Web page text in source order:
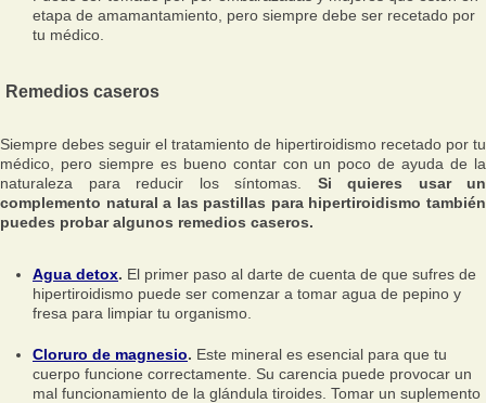
etapa de amamantamiento, pero siempre debe ser recetado por
tu médico.
Remedios caseros
Siempre debes seguir el tratamiento de hipertiroidismo recetado por tu
médico, pero siempre es bueno contar con un poco de ayuda de la
naturaleza para reducir los síntomas. Si quieres usar un
complemento natural a las pastillas para hipertiroidismo también
puedes probar algunos remedios caseros.
Agua detox. El primer paso al darte de cuenta de que sufres de
hipertiroidismo puede ser comenzar a tomar agua de pepino y
fresa para limpiar tu organismo.
Cloruro de magnesio. Este mineral es esencial para que tu
cuerpo funcione correctamente. Su carencia puede provocar un
mal funcionamiento de la glándula tiroides. Tomar un suplemento